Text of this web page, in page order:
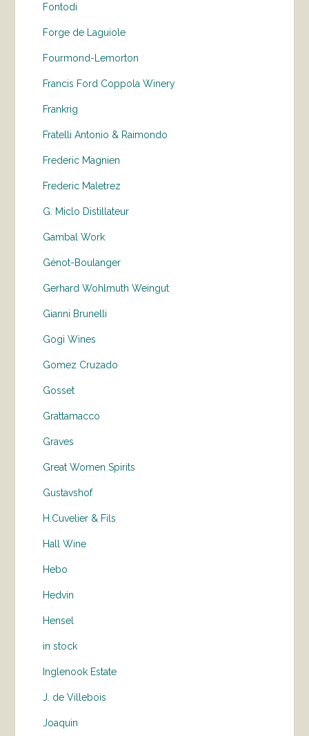
Fontodi
Forge de Laguiole
Fourmond-Lemorton
Francis Ford Coppola Winery
Frankrig
Fratelli Antonio & Raimondo
Frederic Magnien
Frederic Maletrez
G. Miclo Distillateur
Gambal Work
Génot-Boulanger
Gerhard Wohlmuth Weingut
Gianni Brunelli
Gogi Wines
Gomez Cruzado
Gosset
Grattamacco
Graves
Great Women Spirits
Gustavshof
H.Cuvelier & Fils
Hall Wine
Hebo
Hedvin
Hensel
in stock
Inglenook Estate
J. de Villebois
Joaquin